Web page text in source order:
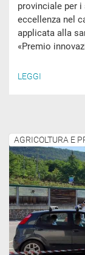
provinciale per
eccellenza nel
applicata alla
«Premio
LEGGI